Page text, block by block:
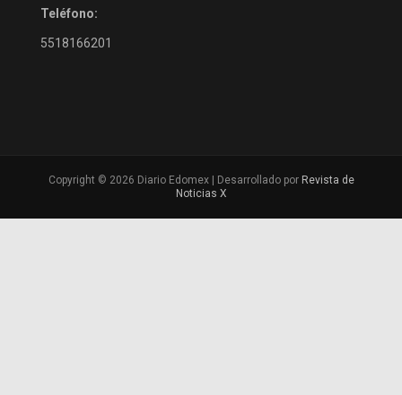
Teléfono:
5518166201
Copyright © 2026 Diario Edomex | Desarrollado por Revista de
Noticias X